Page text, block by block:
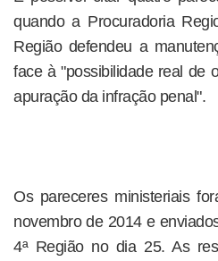
quando a Procuradoria
Região defendeu a
face à "possibilidade real de
apuração da infração penal".
Os pareceres ministeriais
novembro de 2014 e
4ª Região no dia 25. As